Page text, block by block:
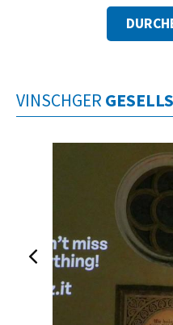
VINSCHGER